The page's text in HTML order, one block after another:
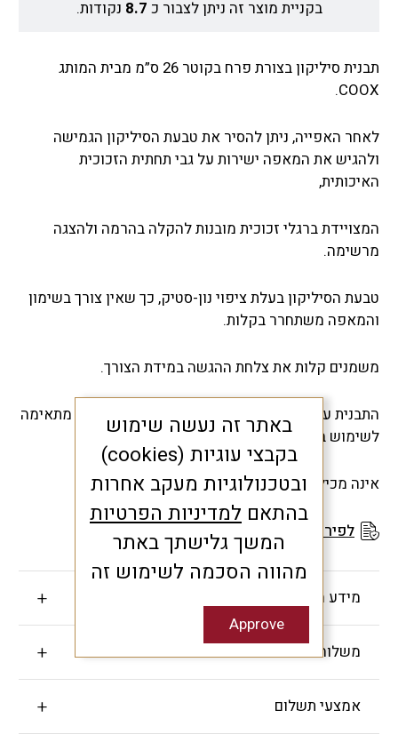
בקניית מוצר זה ניתן לצבור כ 8.7 נקודות.
תבנית סיליקון בצורת פרח בקוטר 26 ס”מ מבית המותג
COOX.
לאחר האפייה, ניתן להסיר את טבעת הסיליקון הגמישה
ולהגיש את המאפה ישירות על גבי תחתית הזכוכית
האיכותית,
המצויידת ברגלי זכוכית מובנות להקלה בהרמה ולהצגה
מרשימה.
טבעת הסיליקון בעלת ציפוי נון-סטיק, כך שאין צורך בשימון
והמאפה משתחרר בקלות.
משמנים קלות את צלחת ההגשה במידת הצורך.
התבנית עמידה בטמפרטורות שבין 40°C- ל-230°C, מתאימה
לשימוש בתנור, מיקרוגל ולניקוי במדיח כלים.
אינה מכילה BPA.
לפירוט תנאי האחריות
מידע חשוב
משלוחים והחזרות
אמצעי תשלום
באתר זה נעשה שימוש
בקבצי עוגיות (cookies)
ובטכנולוגיות מעקב אחרות
בהתאם למדיניות הפרטיות
המשך גלישתך באתר
מהווה הסכמה לשימוש זה
Approve